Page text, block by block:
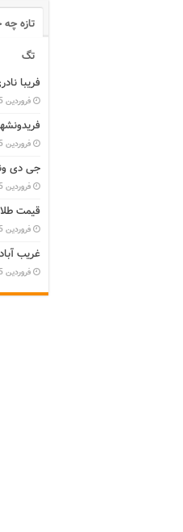
تازه چه
تگ
فریبا
فروردین 25, 1404
فروردین 25, 1404
جی دی
فروردین 25, 1404
قیمت طلای ۱۸عیار ۲۵
فروردین 25, 1404
غریب
فروردین 25, 1404